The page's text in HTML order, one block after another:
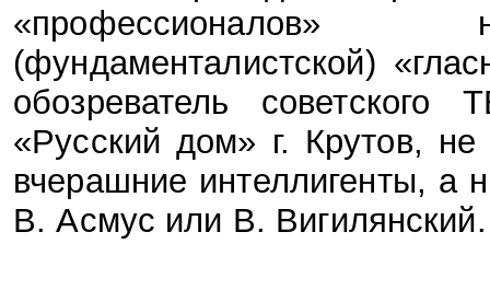
«профессионалов»
(фундаменталистской)
обозреватель
«Русский дом» г. Крутов,
вчерашние интеллигенты, а
В. Асмус или В. Вигилянский.